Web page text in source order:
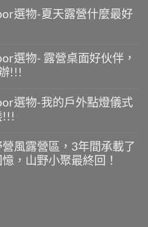
選物-夏天露營什麼最好
選物- 露營桌面好伙伴，
!!!
選物-我的戶外點燈儀式
!!!
風露營區，3年間承載了
，山野小聚最終回！